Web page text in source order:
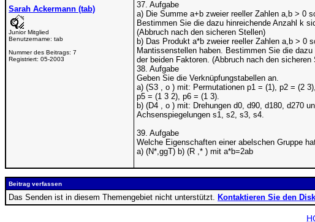
Sarah Ackermann (tab)
Junior Mitglied
Benutzername: tab
Nummer des Beitrags: 7
Registriert: 05-2003
37. Aufgabe
a) Die Summe a+b zweier reeller Zahlen a,b > 0
Bestimmen Sie die dazu hinreichende Anzahl k
(Abbruch nach den sicheren Stellen)
b) Das Produkt a*b zweier reeller Zahlen a,b > 0
Mantissenstellen haben. Bestimmen Sie die
der beiden Faktoren. (Abbruch nach den sicheren
38. Aufgabe
Geben Sie die Verknüpfungstabellen an.
a) (S3 , o ) mit: Permutationen p1 = (1), p2 = (2
p5 = (1 3 2), p6 = (1 3).
b) (D4 , o ) mit: Drehungen d0, d90, d180, d270
Achsenspiegelungen s1, s2, s3, s4.
39. Aufgabe
Welche Eigenschaften einer abelschen Gruppe
a) (N*,ggT) b) (R ,* ) mit a*b=2ab
Beitrag verfassen
Das Senden ist in diesem Themengebiet nicht unterstützt. Kontaktieren Sie den